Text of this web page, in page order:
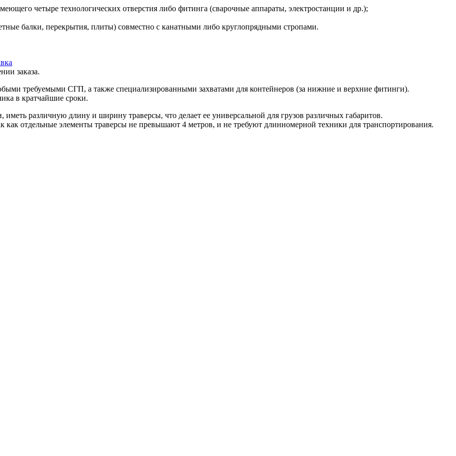
четыре технологических отверстия либо фитинга (сварочные аппараты, электростанции и др.);
балки, перекрытия, плиты) совместно с канатными либо круглопрядными стропами.
заказа.
требуемыми СГП, а также специализированными захватами для контейнеров (за нижние и верхние фитинги).
в кратчайшие сроки.
иметь различную длину и ширину траверсы, что делает ее универсальной для грузов различных габаритов.
как отдельные элементы траверсы не превышают 4 метров, и не требуют длинномерной техники для транспортирования.